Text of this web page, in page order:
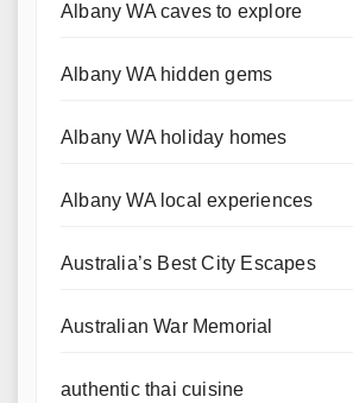
Albany WA caves to explore
Albany WA hidden gems
Albany WA holiday homes
Albany WA local experiences
Australia’s Best City Escapes
Australian War Memorial
authentic thai cuisine